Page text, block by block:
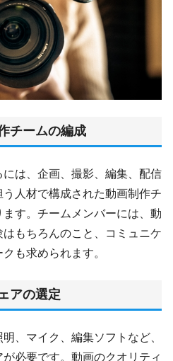
チームの編成
は、企画、撮影、編集、配信
人材で構成された動画制作チ
す。チームメンバーには、動
もちろんのこと、コミュニケ
も求められます。
アの選定
、マイク、編集ソフトなど、
必要です。動画のクオリティ